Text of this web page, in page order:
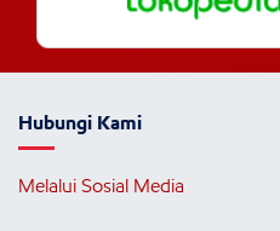
Hubungi Kami
Melalui Sosial Media